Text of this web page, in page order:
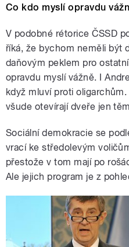
Co kdo myslí opravdu
V podobné rétorice ČSSD
říká, že bychom neměli být
daňovým peklem pro
opravdu myslí vážně. I
když mluví proti
všude otevírají dveře jen
Sociální demokracie se
vrací ke středolevým
přestože v tom mají po
Ale jejich program je z